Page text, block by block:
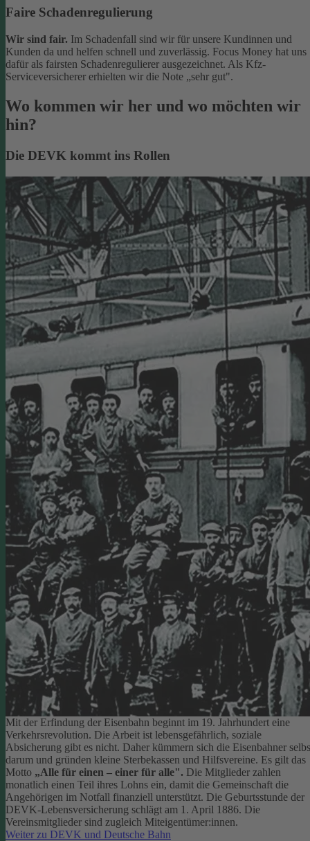
Faire Schadenregulierung
Wir sind fair. Im Schadenfall sind wir für unsere Kundinnen und
Kunden da und helfen schnell und zuverlässig. Focus Money hat uns
dafür als fairsten Schadenregulierer ausgezeichnet. Als Kfz-
Serviceversicherer erhielten wir die Note „sehr gut".
Wo kommen wir her und wo möchten wir
hin?
Die DEVK kommt ins Rollen
Mit der Erfindung der Eisenbahn beginnt im 19. Jahrhundert eine
Verkehrsrevolution. Die Arbeit ist lebensgefährlich, soziale
Absicherung gibt es nicht. Daher kümmern sich die Eisenbahner
darum und gründen kleine Sterbekassen und Hilfsvereine. Es gilt das
Motto „Alle für einen – einer für alle". Die Mitglieder zahlen
monatlich einen Teil ihres Lohns ein, damit die Gemeinschaft die
Angehörigen im Notfall finanziell unterstützt. Die Geburtsstunde der
DEVK-Lebensversicherung schlägt am 1. April 1886. Die
Vereinsmitglieder sind zugleich Miteigentümer:innen.
Weiter zu DEVK und Deutsche Bahn